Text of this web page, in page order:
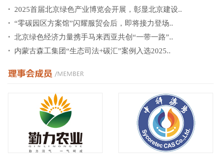
2025首届北京绿色产业博览会开展，彰显北京建设..
“零碳园区方案馆”闪耀服贸会后，即将接力登场..
北京绿色经济力量携手马来西亚共创“一带一路”..
内蒙古森工集团“生态司法+碳汇”案例入选2025..